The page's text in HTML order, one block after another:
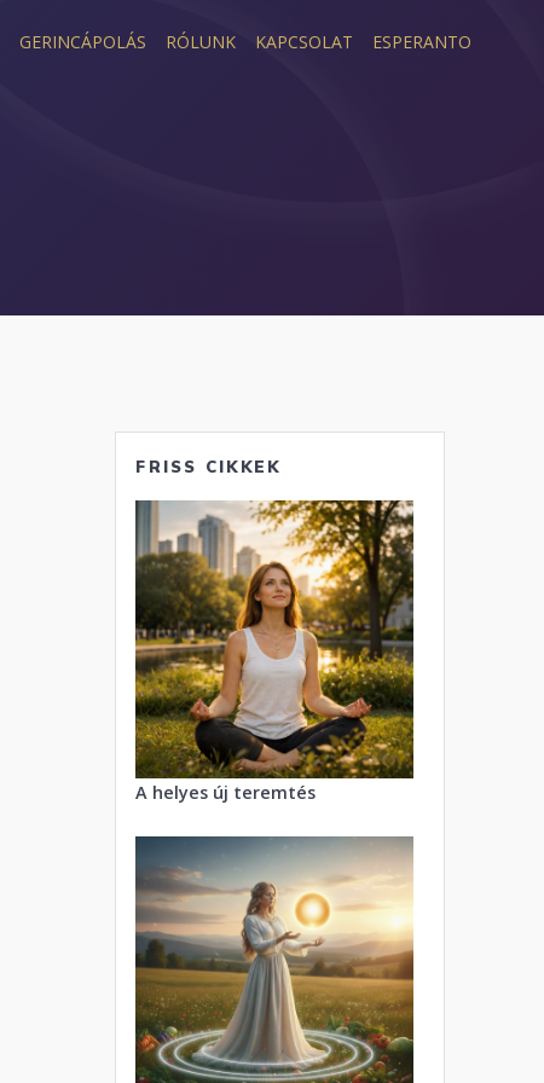
GERINCÁPOLÁS RÓLUNK KAPCSOLAT ESPERANTO
FRISS CIKKEK
A helyes új teremtés